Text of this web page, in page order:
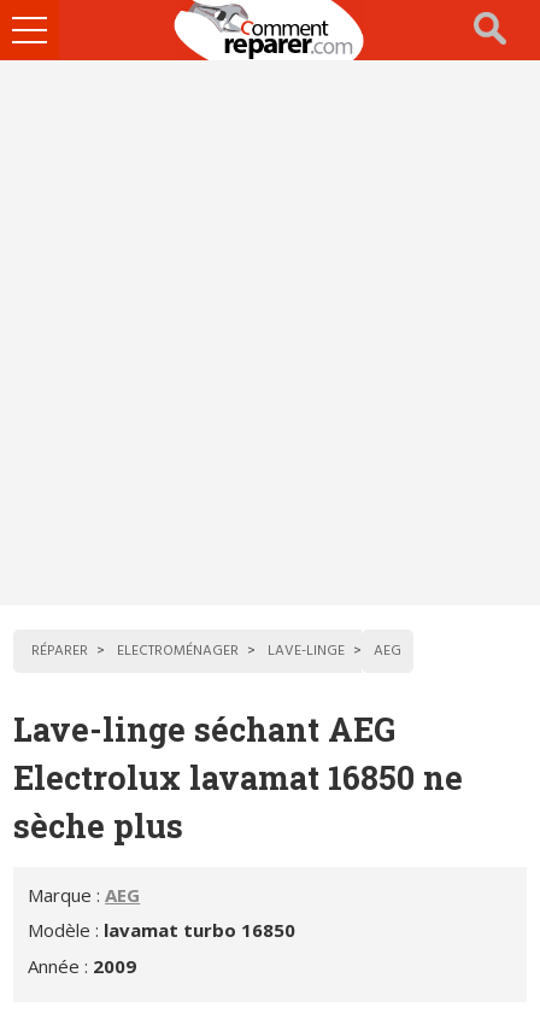
Ouvrir
le
RÉPARER ELECTROMÉNAGER LAVE-LINGE AEG
Lave-linge séchant AEG
Electrolux lavamat 16850 ne
sèche plus
Marque :AEG
Modèle : lavamat turbo 16850
Année : 2009